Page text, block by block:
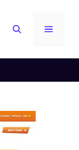
MENU